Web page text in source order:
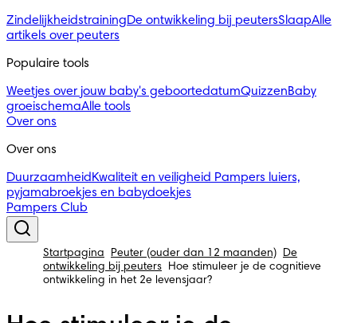
ZindelijkheidstrainingDe ontwikkeling bij peutersSlaapAlle
artikels over peuters
Populaire tools
Weetjes over jouw baby's geboortedatumQuizzenBaby
groeischemaAlle tools
Over ons
Over ons
Duurzaamheid Kwaliteit en veiligheid Pampers luiers,
pyjamabroekjes en babydoekjes
Pampers Club
Startpagina Peuter (ouder dan 12 maanden)
De
ontwikkeling bij peuters
Hoe stimuleer je de cognitieve
ontwikkeling in het 2e levensjaar?